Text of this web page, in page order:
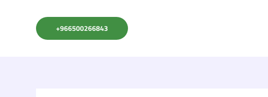
966500266843+